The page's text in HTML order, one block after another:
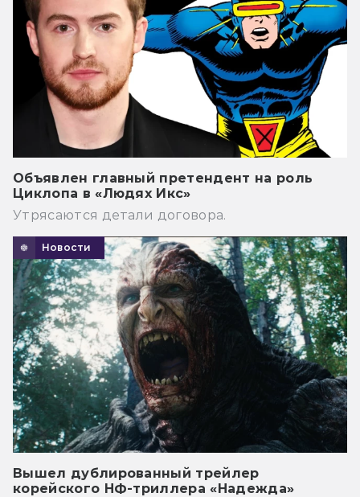
Объявлен главный претендент на роль
Циклопа в «Людях Икс»
Утрясаются детали договора.
Новости
Вышел дублированный трейлер
корейского НФ-триллера «Надежда»